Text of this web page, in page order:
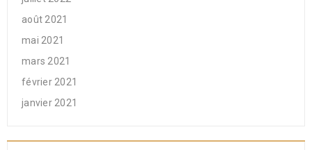
août 2021
mai 2021
mars 2021
février 2021
janvier 2021